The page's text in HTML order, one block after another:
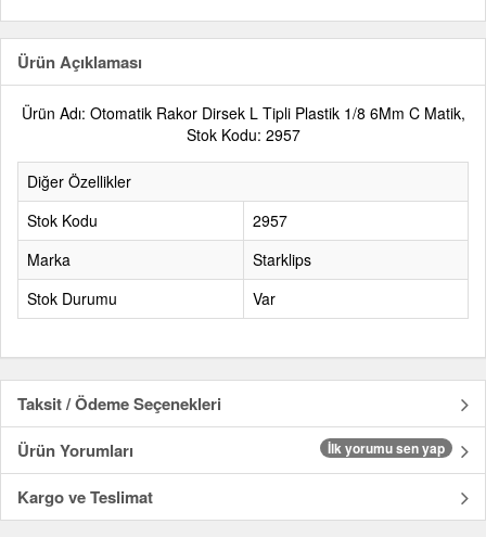
Ürün Açıklaması
Ürün Adı: Otomatik Rakor Dirsek L Tipli Plastik 1/8 6Mm C Matik,
Stok Kodu: 2957
Diğer Özellikler
Stok Kodu
2957
Marka
Starklips
Stok Durumu
Var
Taksit / Ödeme Seçenekleri
Ürün Yorumları
İlk yorumu sen yap
Kargo ve Teslimat